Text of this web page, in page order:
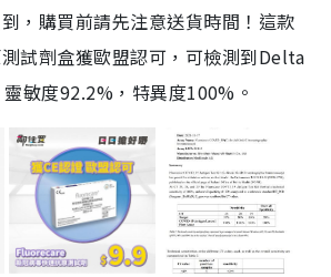
，購買前請先注意送貨時間！這款
試劑盒獲歐盟認可，可檢測到Delta
敏度92.2%，特異度100%。